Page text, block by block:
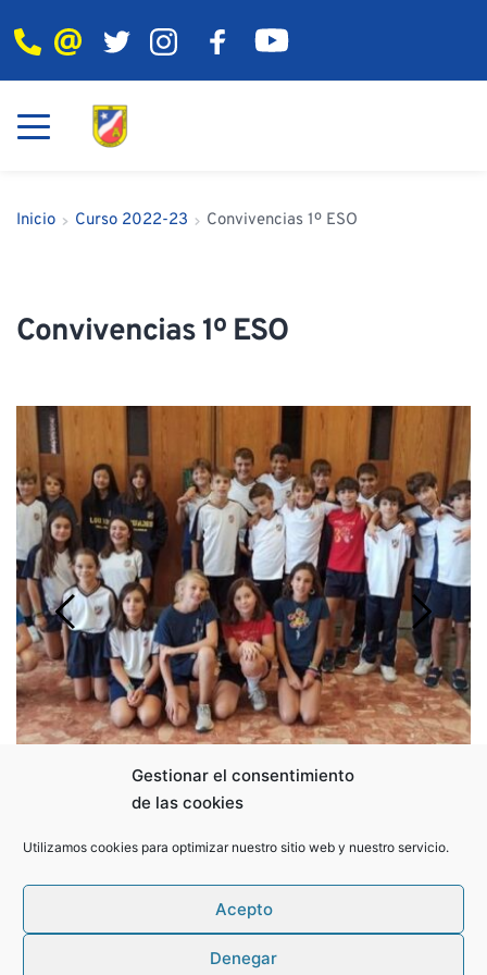
Gestionar el consentimiento
de las cookies
Utilizamos cookies para optimizar nuestro sitio web y nuestro servicio.
Acepto
Denegar
Inicio Curso 2022-23 Convivencias 1º ESO
Convivencias 1º ESO
Conocerse, hacer grupo, volver a ver a los amigos... objetivo de
las convivencias del nuevo curso 22-23 "juntos mejor", todo ello
regado con dinámicas de conocimiento, de trabajo en equipo y